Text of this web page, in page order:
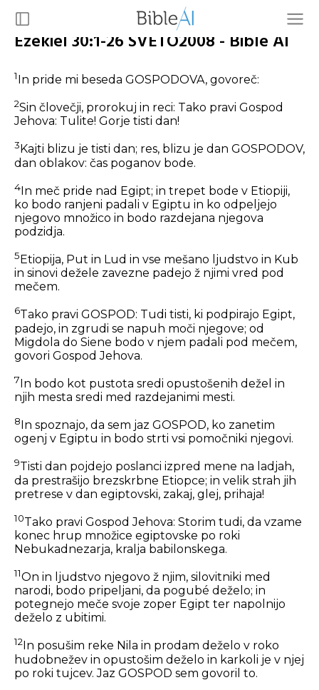
Ezekiel 30:1-26 SVETO2008 - Bible AI
1In pride mi beseda GOSPODOVA, govoreč:
2Sin človečji, prorokuj in reci: Tako pravi Gospod
Jehova: Tulite! Gorje tisti dan!
3 Kajti blizu je tisti dan; res, blizu je dan GOSPODOV,
dan oblakov: čas poganov bode.
4In meč pride nad Egipt; in trepet bode v Etiopiji,
ko bodo ranjeni padali v Egiptu in ko odpeljejo
njegovo množico in bodo razdejana njegova
podzidja.
5 Etiopija, Put in Lud in vse mešano ljudstvo in Kub
in sinovi dežele zavezne padejo ž njimi vred pod
mečem.
6Tako pravi GOSPOD: Tudi tisti, ki podpirajo Egipt,
padejo, in zgrudi se napuh moči njegove; od
Migdola do Siene bodo v njem padali pod mečem,
govori Gospod Jehova.
7In bodo kot pustota sredi opustošenih dežel in
njih mesta sredi med razdejanimi mesti.
8 In spoznajo, da sem jaz GOSPOD, ko zanetim
ogenj v Egiptu in bodo strti vsi pomočniki njegovi.
9Tisti dan pojdejo poslanci izpred mene na ladjah,
da prestrašijo brezskrbne Etiopce; in velik strah jih
pretrese v dan egiptovski, zakaj, glej, prihaja!
10Tako pravi Gospod Jehova: Storim tudi, da vzame
konec hrup množice egiptovske po roki
Nebukadnezarja, kralja babilonskega.
11On in ljudstvo njegovo ž njim, silovitniki med
narodi, bodo pripeljani, da pogubé deželo; in
potegnejo meče svoje zoper Egipt ter napolnijo
deželo z ubitimi.
12 In posušim reke Nila in prodam deželo v roko
hudobnežev in opustošim deželo in karkoli je v njej
po roki tujcev. Jaz GOSPOD sem govoril to.